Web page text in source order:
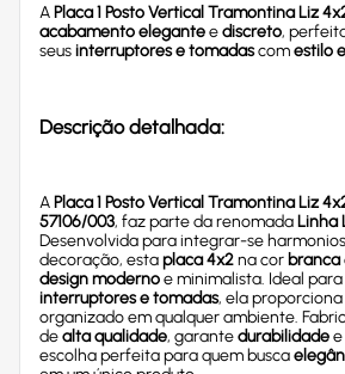
APlaca 1 Posto Vertical Tramontina Liz
acabamento eleganteediscreto,
seusinterruptores e tomadascomestilo
Descrição detalhada:
APlaca 1 Posto Vertical Tramontina Liz
57106/003, faz parte da renomadaLinha
Desenvolvida para integrar-se
decoração, estaplaca 4x2na cor branca
design modernoe minimalista. Ideal para
interruptores e tomadas, ela
organizado em qualquer ambiente.
dealta qualidade, garantedurabilidade
escolha perfeita para quem busca